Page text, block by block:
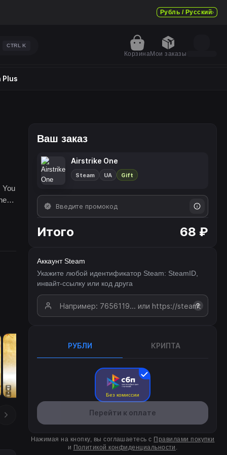
Рубль / Русский
CTRL K
КорзинаМои заказы
You
Ваш заказ
Airstrike One
Steam UA Gift
Итого 68 ₽
Аккаунт Steam
Укажите любой идентификатор Steam: SteamID,
инвайт-ссылку или код друга
?
РУБЛИ КРИПТА
Без комиссии
Перейти к оплате
Нажимая на кнопку, вы соглашаетесь с Правилами покупки
и Политикой конфиденциальности .